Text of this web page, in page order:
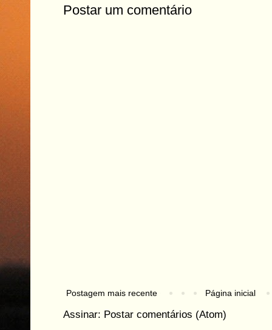
Postar um comentário
Postagem mais recente Página inicial
Assinar: Postar comentários (Atom)